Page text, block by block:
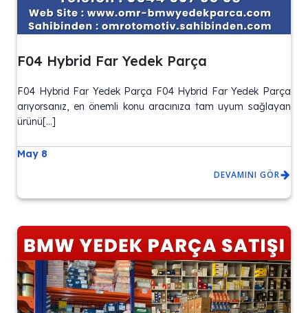
F04 Hybrid Far Yedek Parça
F04 Hybrid Far Yedek Parça F04 Hybrid Far Yedek Parça
arıyorsanız, en önemli konu aracınıza tam uyum sağlayan
ürünü[…]
May 8
DEVAMINI GÖR